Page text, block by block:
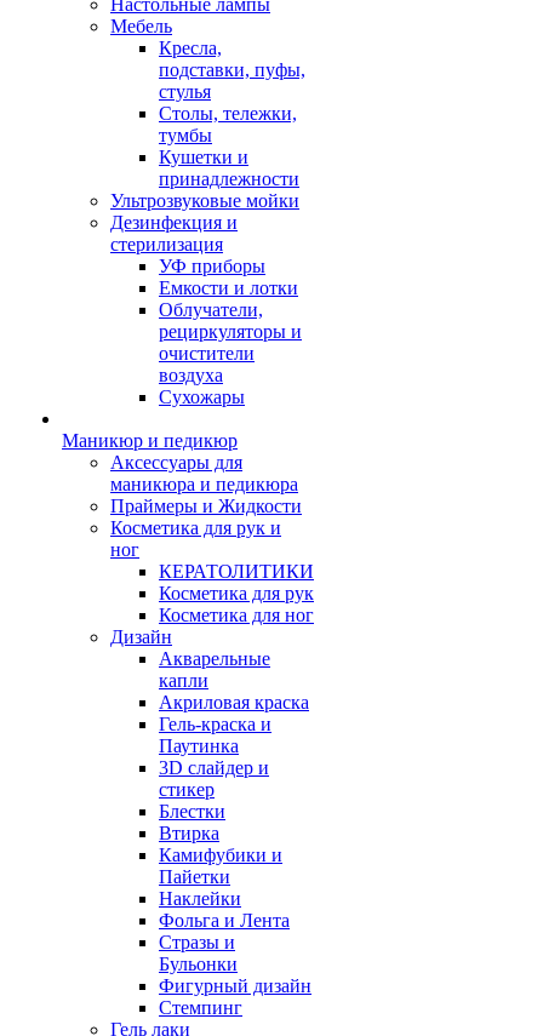
Настольные лампы
Мебель
Кресла,
подставки, пуфы,
стулья
Столы, тележки,
тумбы
Кушетки и
принадлежности
Ультрозвуковые мойки
Дезинфекция и
стерилизация
УФ приборы
Емкости и лотки
Облучатели,
рециркуляторы и
очистители
воздуха
Сухожары
Маникюр и педикюр
Аксессуары для
маникюра и педикюра
Праймеры и Жидкости
Косметика для рук и
ног
КЕРАТОЛИТИКИ
Косметика для рук
Косметика для ног
Дизайн
Акварельные
капли
Акриловая краска
Гель-краска и
Паутинка
3D слайдер и
стикер
Блестки
Втирка
Камифубики и
Пайетки
Наклейки
Фольга и Лента
Стразы и
Бульонки
Фигурный дизайн
Стемпинг
Гель лаки